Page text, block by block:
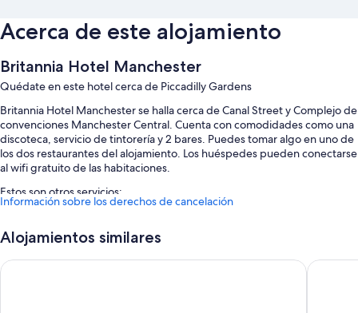
Acerca de este alojamiento
Britannia Hotel Manchester
Quédate en este hotel cerca de Piccadilly Gardens
Britannia Hotel Manchester se halla cerca de Canal Street y Complejo de
convenciones Manchester Central. Cuenta con comodidades como una
discoteca, servicio de tintorería y 2 bares. Puedes tomar algo en uno de
los dos restaurantes del alojamiento. Los huéspedes pueden conectarse
al wifi gratuito de las habitaciones.
Estos son otros servicios:
y una televisión en la zona común
Una máquina expendedora, consigna de equipaje y un salón de
Información sobre los derechos de cancelación
Alojamientos similares
Britannia Sachas Hotel